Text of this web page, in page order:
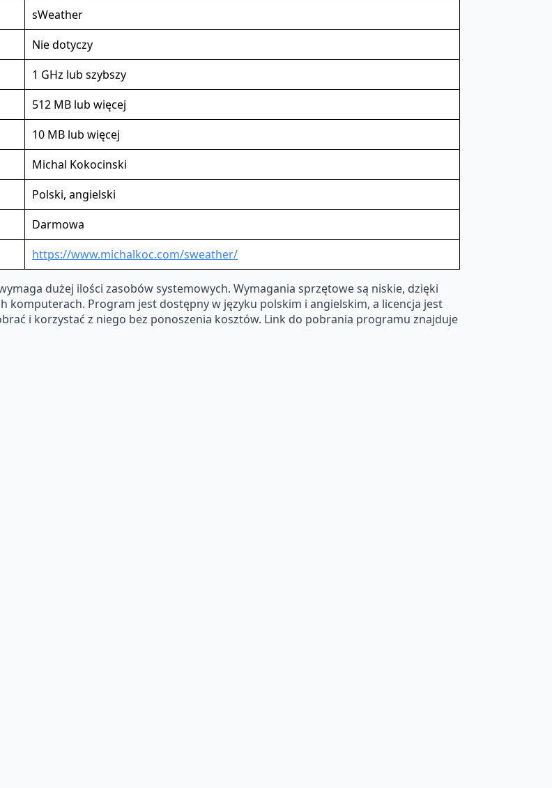
sWeather
Nie dotyczy
1 GHz lub szybszy
512 MB lub więcej
10 MB lub więcej
Michal Kokocinski
Polski, angielski
Darmowa
https://www.michalkoc.com/sweather/
dużej ilości zasobów systemowych. Wymagania sprzętowe są niskie, dzięki
komputerach. Program jest dostępny w języku polskim i angielskim, a licencja jest
i korzystać z niego bez ponoszenia kosztów. Link do pobrania programu znajduje